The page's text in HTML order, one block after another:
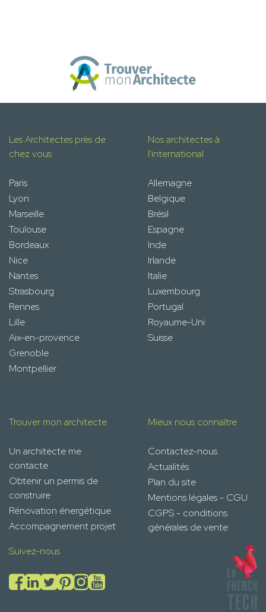
Les Architectes près de
chez vous
Paris
Lyon
Marseille
Toulouse
Bordeaux
Nice
Nantes
Strasbourg
Rennes
Lille
Aix-en-provence
Grenoble
Montpellier
Nos architectes à
l'international
Allemagne
Belgique
Brésil
Espagne
Inde
Irlande
Italie
Luxembourg
Portugal
Royaume-Uni
Suisse
Trouver mon architecte
Un architecte me
contacte
Obtenir un permis de
construire
Rénovation énergétique
Accompagnement projet
Mieux nous connaître
Contactez-nous
Actualités
Plan du site
Mentions légales - CGU
CGPS - conditions
générales de vente
Suivez-nous